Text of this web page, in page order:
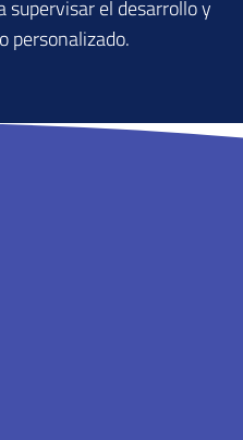
supervisar el desarrollo y
personalizado.